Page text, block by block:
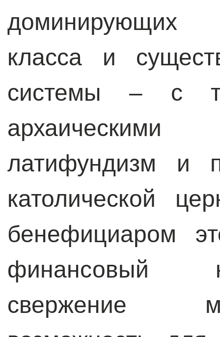
доминирующих
класса и
системы – с
латифундизм и
католической
бенефициаром
финансовый
свержение